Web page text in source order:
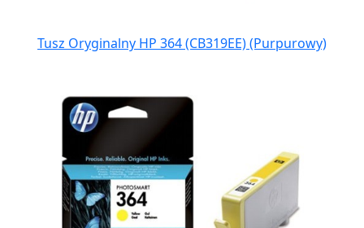
Tusz Oryginalny HP 364 (CB319EE) (Purpurowy)